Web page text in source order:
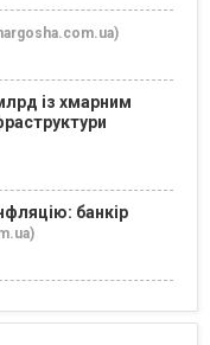
із хмарним
банкір